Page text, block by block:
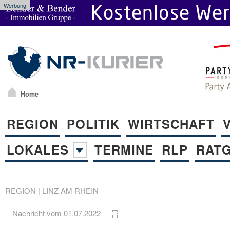
Werbung
Home
REGION POLITIK WIRTSCHAFT
LOKALES
TERMINE RLP
REGION | LINZ AM RHEIN
Nachricht vom 01.07.2022